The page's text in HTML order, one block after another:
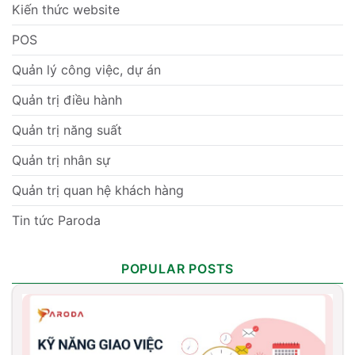
Kiến thức website
POS
Quản lý công việc, dự án
Quản trị điều hành
Quản trị năng suất
Quản trị nhân sự
Quản trị quan hệ khách hàng
Tin tức Paroda
POPULAR POSTS